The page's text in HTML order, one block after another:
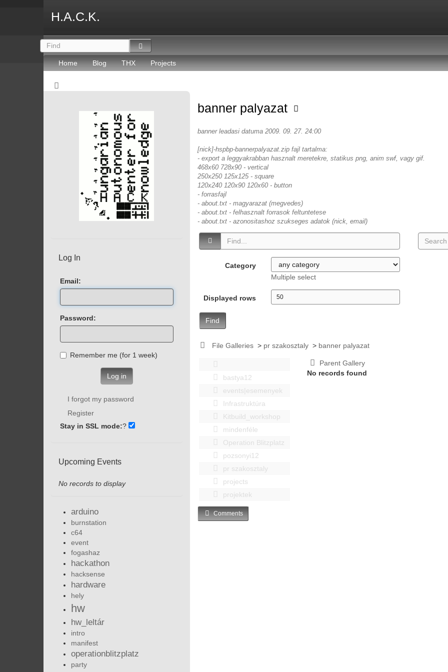
H.A.C.K.
Home Blog THX Projects
banner palyazat
banner leadasi datuma 2009. 09. 27. 24:00
[nick]-hspbp-bannerpalyazat.zip fajl tartalma:
- export a leggyakrabban hasznalt meretekre, statikus png, anim swf, vagy gif.
468x60 728x90 - vertical
250x250 125x125 - square
120x240 120x90 120x60 - button
- forrasfajl
- about.txt - magyarazat (megvedes)
- about.txt - felhasznalt forrasok feltuntetese
- about.txt - azonositashoz szukseges adatok (nick, email)
Category
Multiple select
Displayed rows
Find
File Galleries > pr szakosztaly > banner palyazat
bastya12
events|esemenyek
Infrastruktúra
Kitbuild_workshop
mindenféle
Operation Blitzplatz
pozsonyi12
pr szakosztaly
projects
projektek
Parent Gallery
No records found
Comments
Log In
Email:
Password:
Remember me (for 1 week)
Log in
I forgot my password
Register
Stay in SSL mode:?
Upcoming Events
No records to display
arduino
burnstation
c64
event
fogashaz
hackathon
hacksense
hardware
hely
hw
hw_leltár
intro
manifest
operationblitzplatz
party